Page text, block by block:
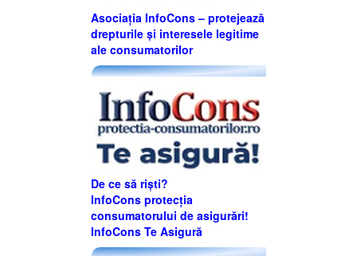
Asociația InfoCons – protejează
drepturile și interesele legitime
ale consumatorilor
De ce să riști?
InfoCons protecția
consumatorului de asigurări!
InfoCons Te Asigură